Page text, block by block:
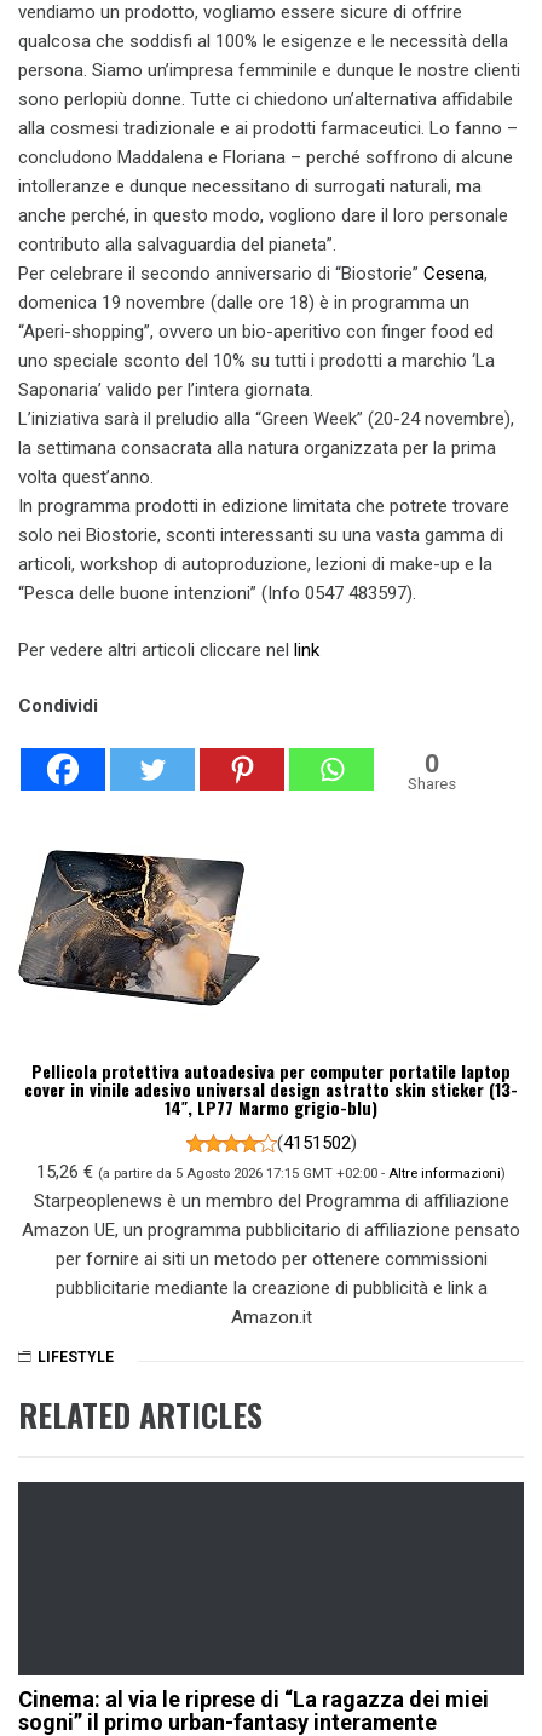
vendiamo un prodotto, vogliamo essere sicure di offrire
qualcosa che soddisfi al 100% le esigenze e le necessità della
persona. Siamo un’impresa femminile e dunque le nostre clienti
sono perlopiù donne. Tutte ci chiedono un’alternativa affidabile
alla cosmesi tradizionale e ai prodotti farmaceutici. Lo fanno –
concludono Maddalena e Floriana – perché soffrono di alcune
intolleranze e dunque necessitano di surrogati naturali, ma
anche perché, in questo modo, vogliono dare il loro personale
contributo alla salvaguardia del pianeta”.
Per celebrare il secondo anniversario di “Biostorie” Cesena,
domenica 19 novembre (dalle ore 18) è in programma un
“Aperi-shopping”, ovvero un bio-aperitivo con finger food ed
uno speciale sconto del 10% su tutti i prodotti a marchio ‘La
Saponaria’ valido per l’intera giornata.
L’iniziativa sarà il preludio alla “Green Week” (20-24 novembre),
la settimana consacrata alla natura organizzata per la prima
volta quest’anno.
In programma prodotti in edizione limitata che potrete trovare
solo nei Biostorie, sconti interessanti su una vasta gamma di
articoli, workshop di autoproduzione, lezioni di make-up e la
“Pesca delle buone intenzioni” (Info 0547 483597).
Per vedere altri articoli cliccare nel link
Condividi
0
Shares
Pellicola protettiva autoadesiva per computer portatile laptop
cover in vinile adesivo universal design astratto skin sticker (13-
14″, LP77 Marmo grigio-blu)
(4151502)
15,26 € (a partire da 5 Agosto 2026 17:15 GMT +02:00 - Altre informazioni)
Starpeoplenews è un membro del Programma di affiliazione
Amazon UE, un programma pubblicitario di affiliazione pensato
per fornire ai siti un metodo per ottenere commissioni
pubblicitarie mediante la creazione di pubblicità e link a
Amazon.it
LIFESTYLE
RELATED ARTICLES
Cinema: al via le riprese di “La ragazza dei miei
sogni” il primo urban-fantasy interamente